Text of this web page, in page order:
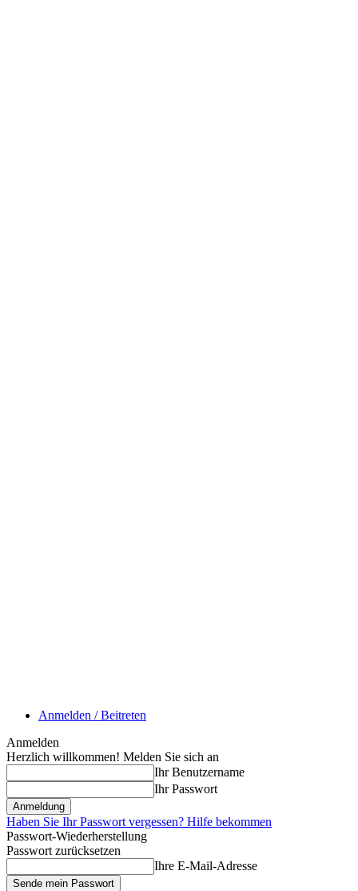
Anmelden / Beitreten
Anmelden
Herzlich willkommen! Melden Sie sich an
Ihr Benutzername
Ihr Passwort
Haben Sie Ihr Passwort vergessen? Hilfe bekommen
Passwort-Wiederherstellung
Passwort zurücksetzen
Ihre E-Mail-Adresse